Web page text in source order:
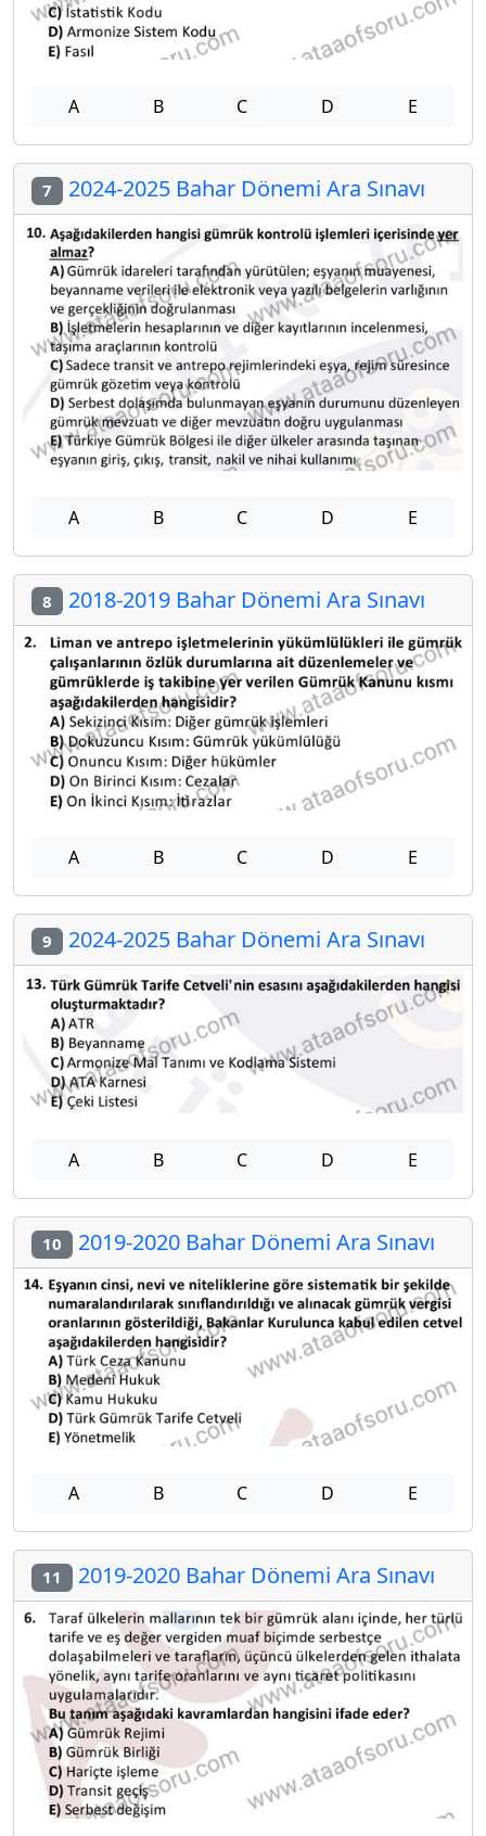
A B C D E
7 2024-2025 Bahar Dönemi Ara Sınavı
A B C D E
8 2018-2019 Bahar Dönemi Ara Sınavı
A B C D E
9 2024-2025 Bahar Dönemi Ara Sınavı
A B C D E
10 2019-2020 Bahar Dönemi Ara Sınavı
A B C D E
11 2019-2020 Bahar Dönemi Ara Sınavı